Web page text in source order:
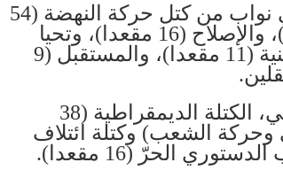
وصوّت لصالح حكومة المشيشي نواب من كتل حركة النهضة (54
مقعدا)، وقلب تونس (27 مقعدا)، والإصلاح (16 مقعدا)، وتحيا
تونس (10 مقاعد)، والكتلة الوطنية (11 مقعدا)، والمستقبل (9
أمّا الكتل الرافضة لمنح الثقة فهي، الكتلة الديمقراطية (38
وحركة الشعب) وكتلة ائتلاف